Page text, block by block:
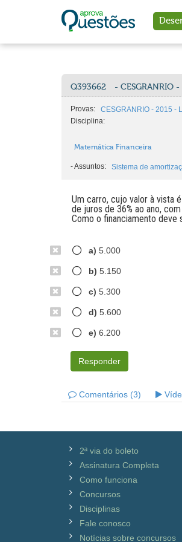
Q393662 - CESGRANRIO
Provas:
CESGRANRIO - 2015 -
Disciplina:
Matemática Financeira
-Assuntos: Sistema de
Um carro, cujo valor à vista
de juros de 36% ao ano,
Como o financiamento deve
a) 5.000
b) 5.150
c) 5.300
d) 5.600
e) 6.200
Responder
Comentários (3)
2ª via do boleto
Assinatura Completa
Como funciona
Concursos
Disciplinas
Fale conosco
Notícias sobre concursos